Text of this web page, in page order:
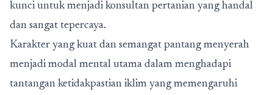
kunci untuk menjadi konsultan pertanian yang handal
dan sangat tepercaya.
Karakter yang kuat dan semangat pantang menyerah
menjadi modal mental utama dalam menghadapi
tantangan ketidakpastian iklim yang memengaruhi